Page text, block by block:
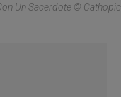
Un Sacerdote © Cathopic